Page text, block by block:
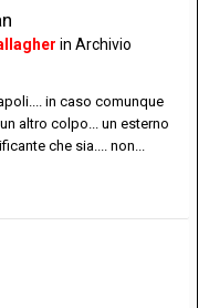
in Archivio
in caso comunque
altro colpo... un esterno
che sia.... non...